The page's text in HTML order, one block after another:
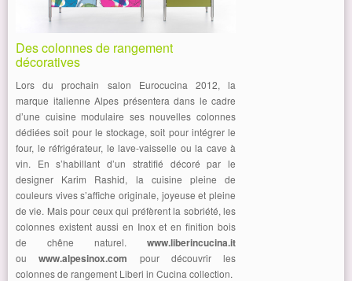
Des colonnes de rangement
décoratives
Lors du prochain salon Eurocucina 2012, la
marque italienne Alpes présentera dans le cadre
d’une cuisine modulaire ses nouvelles colonnes
dédiées soit pour le stockage, soit pour intégrer le
four, le réfrigérateur, le lave-vaisselle ou la cave à
vin. En s’habillant d’un stratifié décoré par le
designer Karim Rashid, la cuisine pleine de
couleurs vives s’affiche originale, joyeuse et pleine
de vie. Mais pour ceux qui préfèrent la sobriété, les
colonnes existent aussi en Inox et en finition bois
de chêne naturel. www.liberincucina.it
ouwww.alpesinox.com pour découvrir les
colonnes de rangement Liberi in Cucina collection.